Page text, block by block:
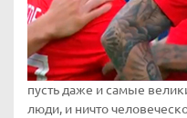
пусть даже и самые
люди, и ничто